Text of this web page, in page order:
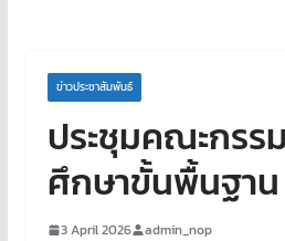
ข่าวประชาสัมพันธ์
ประชุมคณะกรร
ศึกษาขั้นพื้นฐาน
3 April 2026 admin_nop